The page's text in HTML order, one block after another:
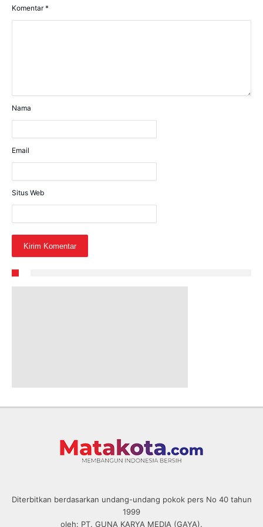
Komentar*
Nama
Email
Situs Web
Diterbitkan berdasarkan undang-undang pokok pers No 40 tahun
1999
oleh: PT. GUNA KARYA MEDIA (GAYA).